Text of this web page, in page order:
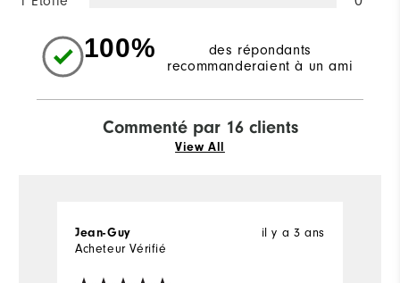
100%
des répondants
recommanderaient à un ami
Commenté par 16 clients
View All
il y a 3 ans
Jean-Guy
Acheteur Vérifié